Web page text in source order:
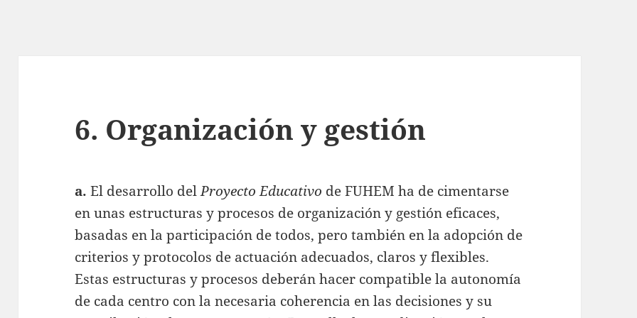
6. Organización y gestión
a.El desarrollo delProyecto Educativo de FUHEM ha de cimentarse
en unas estructuras y procesos de organización y gestión eficaces,
basadas en la participación de todos, pero también en la adopción de
criterios y protocolos de actuación adecuados, claros y flexibles.
Estas estructuras y procesos deberán hacer compatible la autonomía
de cada centro con la necesaria coherencia en las decisiones y su